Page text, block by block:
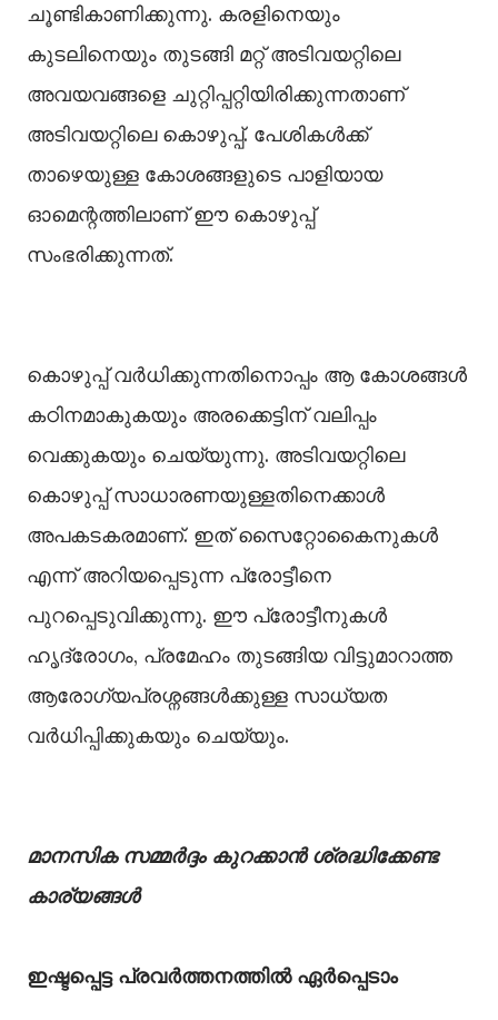
ചൂണ്ടികാണിക്കുന്നു. കരളിനെയും
കുടലിനെയും തുടങ്ങി മറ്റ് അടിവയറ്റിലെ
അവയവങ്ങളെ ചുറ്റിപ്പറ്റിയിരിക്കുന്നതാണ്
അടിവയറ്റിലെ കൊഴുപ്പ്. പേശികള്‍ക്ക്
താഴെയുള്ള കോശങ്ങളുടെ പാളിയായ
ഓമെന്റത്തിലാണ് ഈ കൊഴുപ്പ്
സംഭരിക്കുന്നത്.
കൊഴുപ്പ് വർധിക്കുന്നതിനൊപ്പം ആ കോശങ്ങള്‍
കഠിനമാകുകയും അരക്കെട്ടിന് വലിപ്പം
വെക്കുകയും ചെയ്യുന്നു. അടിവയറ്റിലെ
കൊഴുപ്പ് സാധാരണയുള്ളതിനെക്കാള്‍
അപകടകരമാണ്. ഇത് സൈറ്റോകൈനുകള്‍
എന്ന് അറിയപ്പെടുന്ന പ്രോട്ടീനെ
പുറപ്പെടുവിക്കുന്നു. ഈ പ്രോട്ടീനുകള്‍
ഹൃദ്രോഗം, പ്രമേഹം തുടങ്ങിയ വിട്ടുമാറാത്ത
ആരോഗ്യപ്രശ്നങ്ങള്‍ക്കുള്ള സാധ്യത
വർധിപ്പിക്കുകയും ചെയ്യും.
മാനസിക സമ്മർദ്ദം കുറക്കാൻ ശ്രദ്ധിക്കേണ്ട
കാര്യങ്ങൾ
ഇഷ്ടപ്പെട്ട പ്രവർത്തനത്തിൽ ഏർപ്പെടാം